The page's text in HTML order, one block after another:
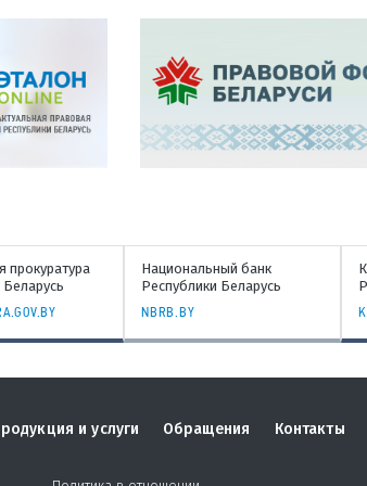
банк
Конституционный Суд
Республики Беларусь
KC.GOV.BY
и услуги Обращения Контакты